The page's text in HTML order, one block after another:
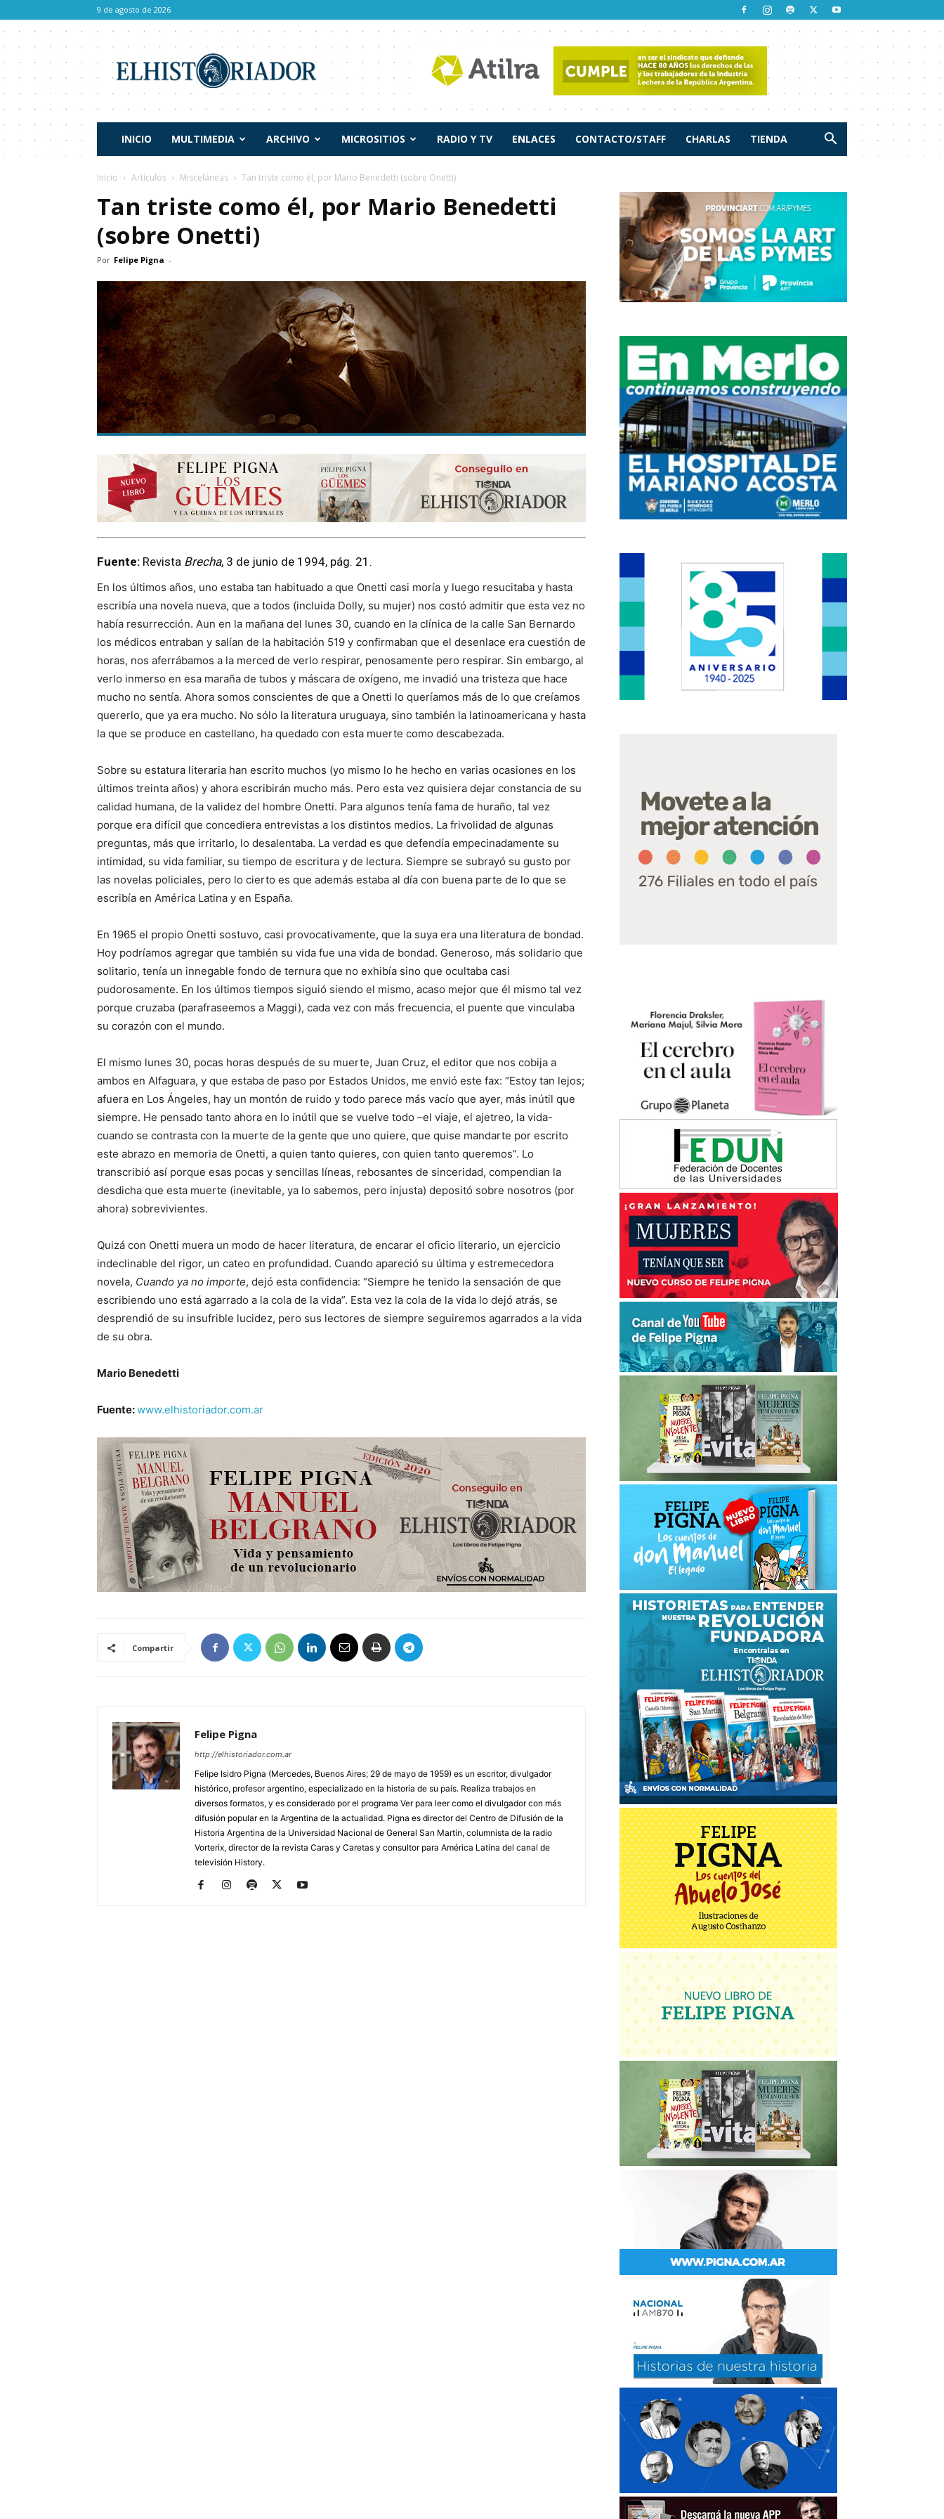
9 de agosto de 2026
Historiador
INICIO MULTIMEDIA ARCHIVO MICROSITIOS RADIO Y TV ENLACES CONTACTO/STAFF CHARLAS TIENDA
Inicio Artículos Misceláneas Tan triste como él, por Mario Benedetti (sobre Onetti)
Tan triste como él, por Mario Benedetti
(sobre Onetti)
Por Felipe Pigna -
Fuente: Revista Brecha, 3 de junio de 1994, pág. 21.
En los últimos años, uno estaba tan habituado a que Onetti casi moría y luego resucitaba y hasta
escribía una novela nueva, que a todos (incluida Dolly, su mujer) nos costó admitir que esta vez no
había resurrección. Aun en la mañana del lunes 30, cuando en la clínica de la calle San Bernardo
los médicos entraban y salían de la habitación 519 y confirmaban que el desenlace era cuestión de
horas, nos aferrábamos a la merced de verlo respirar, penosamente pero respirar. Sin embargo, al
verlo inmerso en esa maraña de tubos y máscara de oxígeno, me invadió una tristeza que hace
mucho no sentía. Ahora somos conscientes de que a Onetti lo queríamos más de lo que creíamos
quererlo, que ya era mucho. No sólo la literatura uruguaya, sino también la latinoamericana y hasta
la que se produce en castellano, ha quedado con esta muerte como descabezada.
Sobre su estatura literaria han escrito muchos (yo mismo lo he hecho en varias ocasiones en los
últimos treinta años) y ahora escribirán mucho más. Pero esta vez quisiera dejar constancia de su
calidad humana, de la validez del hombre Onetti. Para algunos tenía fama de huraño, tal vez
porque era difícil que concediera entrevistas a los distintos medios. La frivolidad de algunas
preguntas, más que irritarlo, lo desalentaba. La verdad es que defendía empecinadamente su
intimidad, su vida familiar, su tiempo de escritura y de lectura. Siempre se subrayó su gusto por
las novelas policiales, pero lo cierto es que además estaba al día con buena parte de lo que se
escribía en América Latina y en España.
En 1965 el propio Onetti sostuvo, casi provocativamente, que la suya era una literatura de bondad.
Hoy podríamos agregar que también su vida fue una vida de bondad. Generoso, más solidario que
solitario, tenía un innegable fondo de ternura que no exhibía sino que ocultaba casi
pudorosamente. En los últimos tiempos siguió siendo el mismo, acaso mejor que él mismo tal vez
porque cruzaba (parafraseemos a Maggi), cada vez con más frecuencia, el puente que vinculaba
su corazón con el mundo.
El mismo lunes 30, pocas horas después de su muerte, Juan Cruz, el editor que nos cobija a
ambos en Alfaguara, y que estaba de paso por Estados Unidos, me envió este fax: “Estoy tan lejos;
afuera en Los Ángeles, hay un montón de ruido y todo parece más vacío que ayer, más inútil que
siempre. He pensado tanto ahora en lo inútil que se vuelve todo –el viaje, el ajetreo, la vida-
cuando se contrasta con la muerte de la gente que uno quiere, que quise mandarte por escrito
este abrazo en memoria de Onetti, a quien tanto quieres, con quien tanto queremos”. Lo
transcribió así porque esas pocas y sencillas líneas, rebosantes de sinceridad, compendian la
desdicha que esta muerte (inevitable, ya lo sabemos, pero injusta) depositó sobre nosotros (por
ahora) sobrevivientes.
Quizá con Onetti muera un modo de hacer literatura, de encarar el oficio literario, un ejercicio
indeclinable del rigor, un cateo en profundidad. Cuando apareció su última y estremecedora
novela, Cuando ya no importe, dejó esta confidencia: “Siempre he tenido la sensación de que
escribiendo uno está agarrado a la cola de la vida”. Esta vez la cola de la vida lo dejó atrás, se
desprendió de su insufrible lucidez, pero sus lectores de siempre seguiremos agarrados a la vida
de su obra.
Mario Benedetti
Fuente:www.elhistoriador.com.ar
Compartir
Felipe Pigna
http://elhistoriador.com.ar
Felipe Isidro Pigna (Mercedes, Buenos Aires; 29 de mayo de 1959) es un escritor, divulgador
histórico, profesor argentino, especializado en la historia de su país. Realiza trabajos en
diversos formatos, y es considerado por el programa Ver para leer como el divulgador con más
difusión popular en la Argentina de la actualidad. Pigna es director del Centro de Difusión de la
Historia Argentina de la Universidad Nacional de General San Martín, columnista de la radio
Vorterix, director de la revista Caras y Caretas y consultor para América Latina del canal de
televisión History.